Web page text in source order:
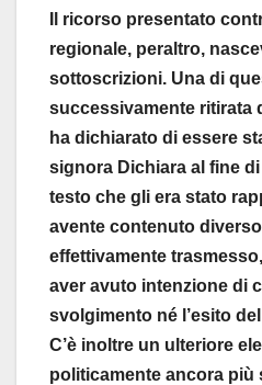
Il ricorso presentato
regionale, peraltro,
sottoscrizioni. Una di
successivamente ritirata
ha dichiarato di essere
signora Dichiara al fine
testo che gli era stato
avente contenuto
effettivamente
aver avuto intenzione di
svolgimento né l’esito
C’è inoltre un ulteriore
politicamente ancora più